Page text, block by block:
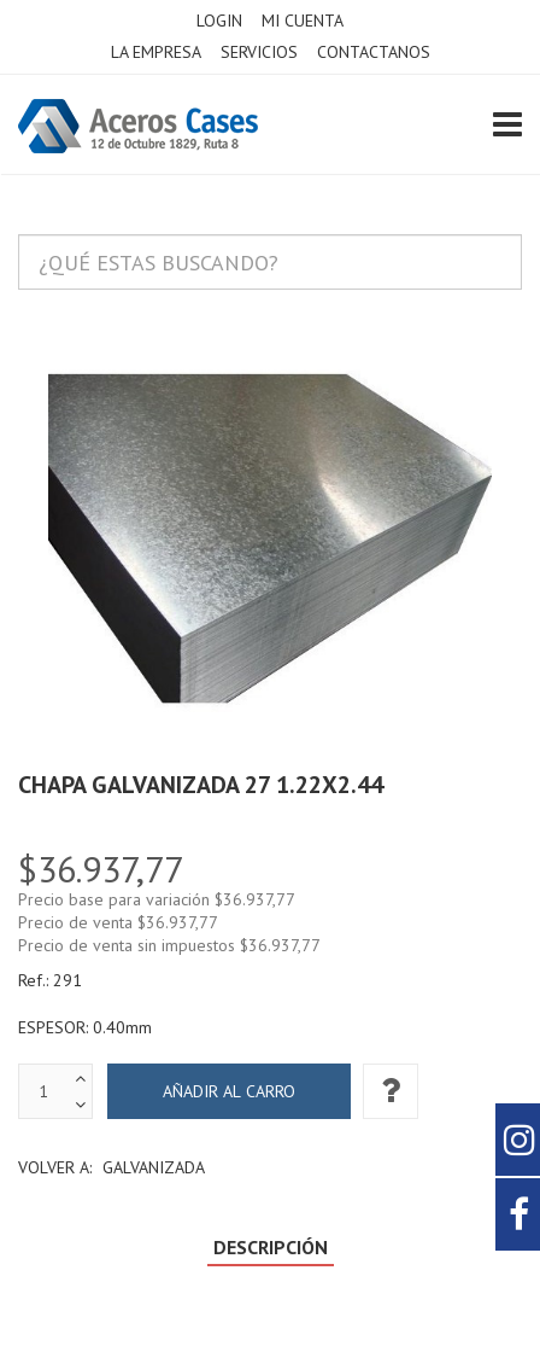
LOGIN
MI CUENTA
LA EMPRESA
SERVICIOS CONTACTANOS
CHAPA GALVANIZADA 27 1.22X2.44
$36.937,77
Precio base para variación $36.937,77
Precio de venta $36.937,77
Precio de venta sin impuestos $36.937,77
Ref.: 291
ESPESOR: 0.40mm
VOLVER A: GALVANIZADA
DESCRIPCIÓN